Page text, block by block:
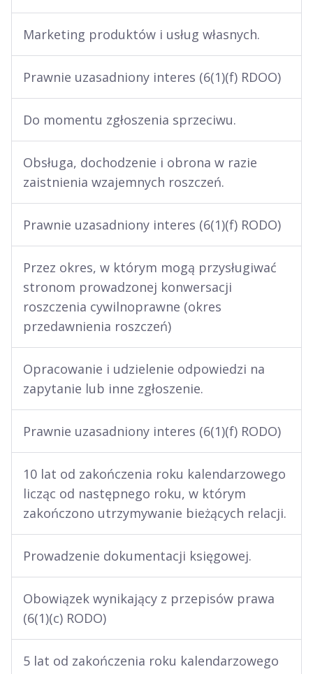
Marketing produktów i usług własnych.
Prawnie uzasadniony interes (6(1)(f) RDOO)
Do momentu zgłoszenia sprzeciwu.
Obsługa, dochodzenie i obrona w razie
zaistnienia wzajemnych roszczeń.
Prawnie uzasadniony interes (6(1)(f) RODO)
Przez okres, w którym mogą przysługiwać
stronom prowadzonej konwersacji
roszczenia cywilnoprawne (okres
przedawnienia roszczeń)
Opracowanie i udzielenie odpowiedzi na
zapytanie lub inne zgłoszenie.
Prawnie uzasadniony interes (6(1)(f) RODO)
10 lat od zakończenia roku kalendarzowego
licząc od następnego roku, w którym
zakończono utrzymywanie bieżących relacji.
Prowadzenie dokumentacji księgowej.
Obowiązek wynikający z przepisów prawa
(6(1)(c) RODO)
5 lat od zakończenia roku kalendarzowego